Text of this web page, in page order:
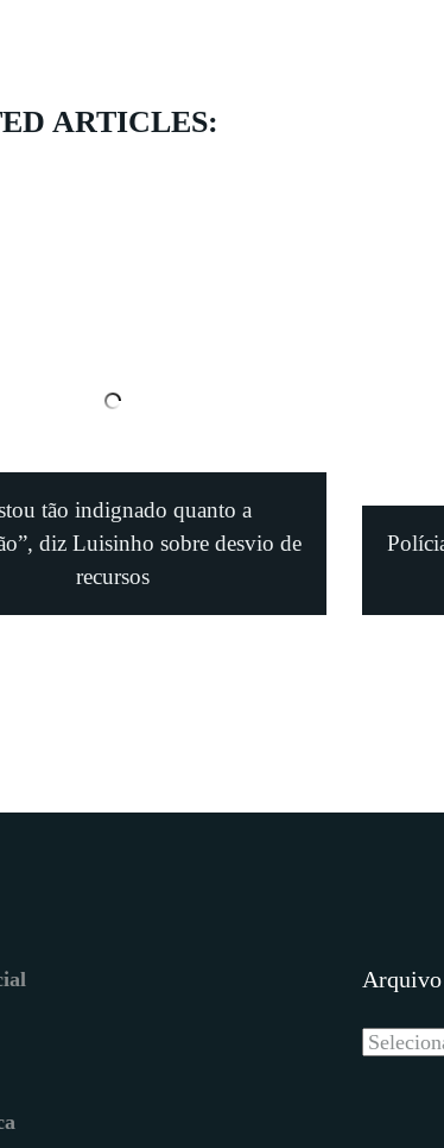
ARTICLES:
tão indignado quanto a
diz Luisinho sobre desvio de
recursos